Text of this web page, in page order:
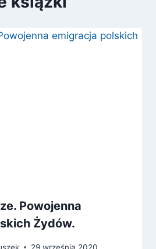
Powojenna
Żydów.